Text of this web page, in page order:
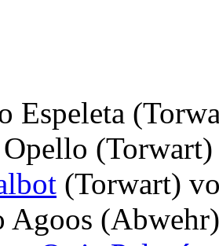
Espeleta
Opello
(Torwart)
Agoos